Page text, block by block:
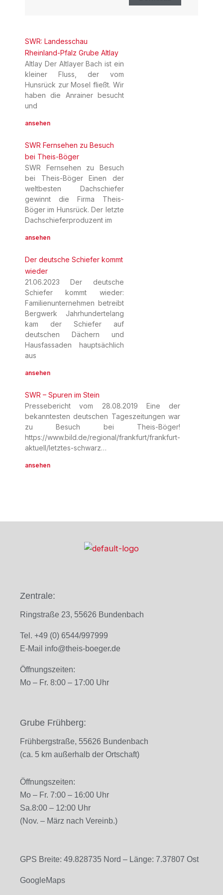
SWR: Landesschau
Rheinland-Pfalz Grube Altlay
Altlay Der Altlayer Bach ist ein
kleiner Fluss, der vom
Hunsrück zur Mosel fließt. Wir
haben die Anrainer besucht
und
ansehen
SWR Fernsehen zu Besuch
bei Theis-Böger
SWR Fernsehen zu Besuch
bei Theis-Böger Einen der
weltbesten Dachschiefer
gewinnt die Firma Theis-
Böger im Hunsrück. Der letzte
Dachschieferproduzent im
ansehen
Der deutsche Schiefer kommt
wieder
21.06.2023 Der deutsche
Schiefer kommt wieder:
Familienunternehmen betreibt
Bergwerk Jahrhundertelang
kam der Schiefer auf
deutschen Dächern und
Hausfassaden hauptsächlich
aus
ansehen
SWR – Spuren im Stein
Pressebericht vom 28.08.2019 Eine der
bekanntesten deutschen Tageszeitungen war
zu Besuch bei Theis-Böger!
https://www.bild.de/regional/frankfurt/frankfurt-
aktuell/letztes-schwarz…
ansehen
Zentrale:
Ringstraße 23, 55626 Bundenbach
Tel. +49 (0) 6544/997999
E-Mail info@theis-boeger.de
Öffnungszeiten:
Mo – Fr. 8:00 – 17:00 Uhr
Grube Frühberg:
Frühbergstraße, 55626 Bundenbach
(ca. 5 km außerhalb der Ortschaft)
Öffnungszeiten:
Mo – Fr. 7:00 – 16:00 Uhr
Sa.8:00 – 12:00 Uhr
(Nov. – März nach Vereinb.)
GPS Breite: 49.828735 Nord – Länge: 7.37807 Ost
GoogleMaps